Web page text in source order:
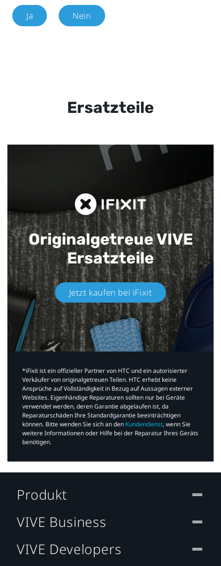
Ja Nein
Ersatzteile
Originalgetreue VIVE
Ersatzteile
Jetzt kaufen bei iFixit​
*iFixit ist ein offizieller Partner von HTC und ein autorisierter
Verkäufer von originalgetreuen Teilen. HTC erhebt keine
Ansprüche auf Vollständigkeit in Bezug auf Aussagen externer
Websites. Eigenhändige Reparaturen sollten nur bei Geräte
verwendet werden, deren Garantie abgelaufen ist, da
Reparaturschäden Ihre Standardgarantie beeinträchtigen
können. Bitte wenden Sie sich an den Kundendienst, wenn Sie
weitere Informationen oder Hilfe bei der Reparatur Ihres Geräts
benötigen.​
Produkt
VIVE Business
VIVE Developers